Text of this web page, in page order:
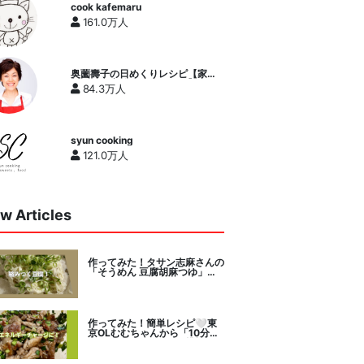
cook kafemaru
161.0万人
奥薗壽子の日めくりレシピ【家庭
料理研究家公式チャンネル】
84.3万人
syun cooking
121.0万人
Articles
作ってみた！タサン志麻さんの
「そうめん 豆腐胡麻つゆ」を
作ってみた！簡単レシピ🤍東
京OLむむちゃんから「10分で